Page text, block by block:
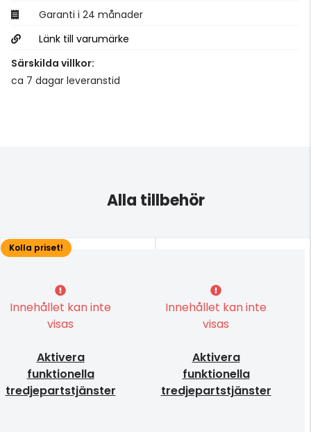
Garanti i 24 månader
Länk till varumärke
Särskilda villkor:
ca 7 dagar leveranstid
Alla tillbehör
Innehållet kan inte
visas
Aktivera
funktionella
tredjepartstjänster
Kolla priset!
Innehållet kan inte
visas
Aktivera
funktionella
tredjepartstjänster